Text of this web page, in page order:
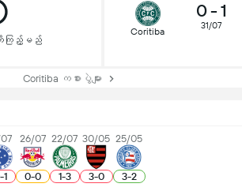
ကိုကြည့်မည်
Coritiba
0- 1
31/07
Coritiba ကစားပွဲများ
-1
26/07
0-0
22/07
1-3
30/05
3-0
25/05
3-2